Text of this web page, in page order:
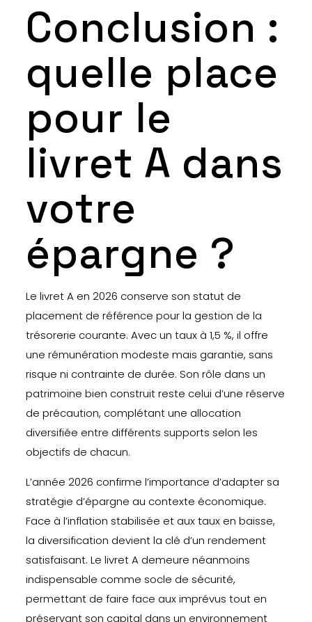
Conclusion :
quelle place
pour le
livret A dans
votre
épargne ?
Le livret A en 2026 conserve son statut de
placement de référence pour la gestion de la
trésorerie courante. Avec un taux à 1,5 %, il offre
une rémunération modeste mais garantie, sans
risque ni contrainte de durée. Son rôle dans un
patrimoine bien construit reste celui d’une réserve
de précaution, complétant une allocation
diversifiée entre différents supports selon les
objectifs de chacun.
L’année 2026 confirme l’importance d’adapter sa
stratégie d’épargne au contexte économique.
Face à l’inflation stabilisée et aux taux en baisse,
la diversification devient la clé d’un rendement
satisfaisant. Le livret A demeure néanmoins
indispensable comme socle de sécurité,
permettant de faire face aux imprévus tout en
préservant son capital dans un environnement